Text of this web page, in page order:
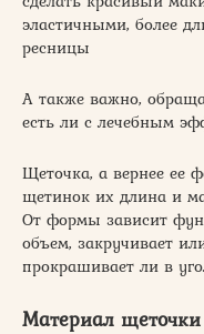
эластичными, более
ресницы
А также важно,
есть ли с лечебным
Щеточка, а вернее ее
щетинок их длина и
От формы зависит
объем, закручивает
прокрашивает ли в
Материал щеточки